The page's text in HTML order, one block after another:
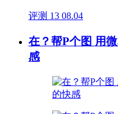
评测 13 08.04
在？帮P个图 用
感